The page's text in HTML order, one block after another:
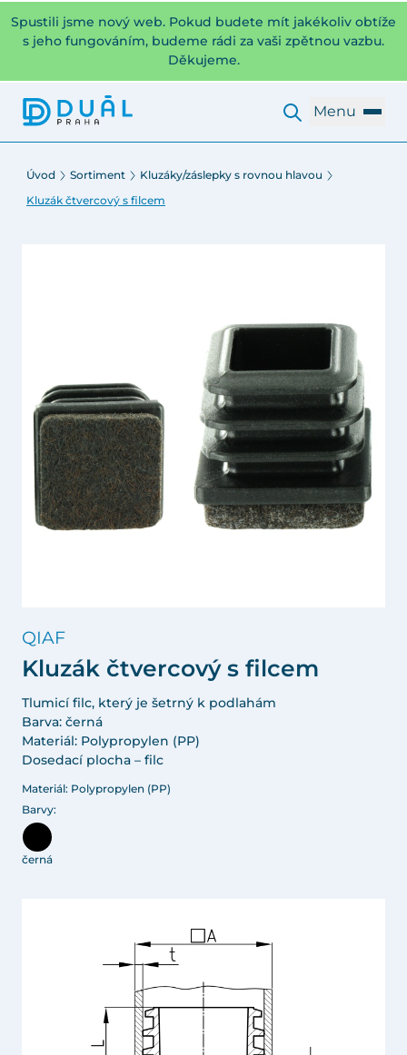
Spustili jsme nový web. Pokud budete mít jakékoliv obtíže
s jeho fungováním, budeme rádi za vaši zpětnou vazbu.
Děkujeme.
Menu
Úvod Sortiment
Kluzáky/záslepky s rovnou hlavou
Kluzák čtvercový s filcem
QIAF
Kluzák čtvercový s filcem
Tlumicí filc, který je šetrný k podlahám
Barva: černá
Materiál: Polypropylen (PP)
Dosedací plocha – filc
Materiál: Polypropylen (PP)
Barvy:
černá